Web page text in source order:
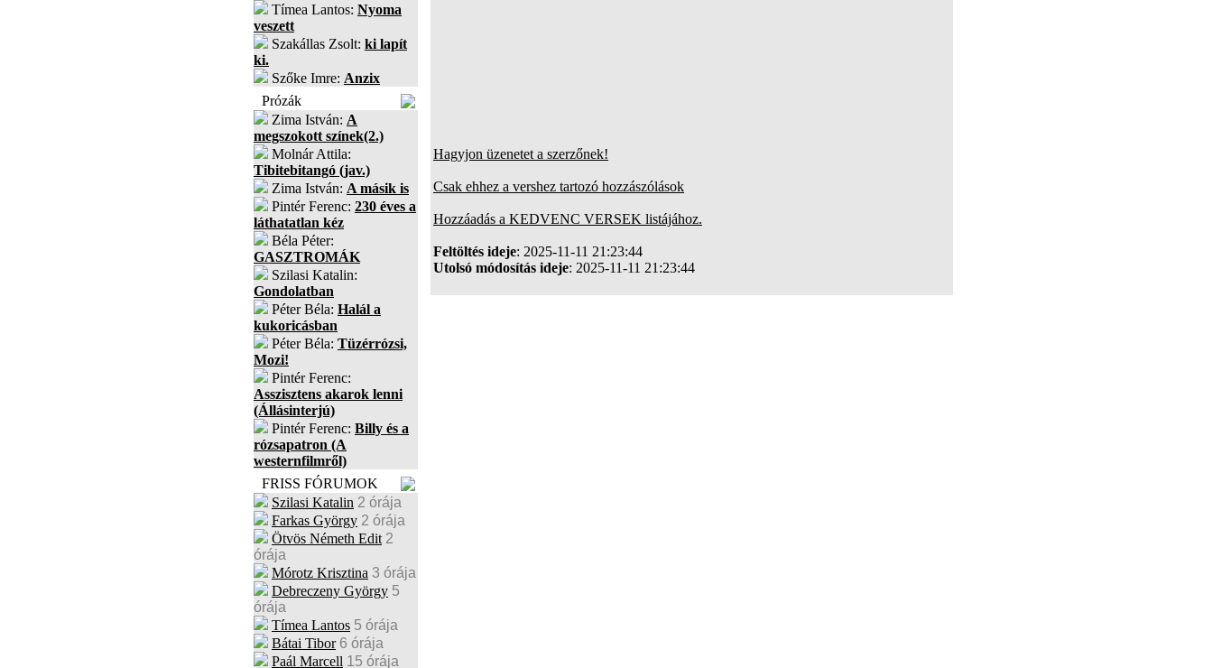
Tímea Lantos: Nyoma
veszett
Szakállas Zsolt: ki lapít
ki.
Szőke Imre: Anzix
Prózák
Zima István: A
megszokott színek(2.)
Molnár Attila:
Tibitebitangó (jav.)
Zima István: A másik is
Pintér Ferenc: 230 éves a
láthatatlan kéz
Béla Péter:
GASZTROMÁK
Szilasi Katalin:
Gondolatban
Péter Béla: Halál a
kukoricásban
Péter Béla: Tüzérrózsi,
Mozi!
Pintér Ferenc:
Asszisztens akarok lenni
(Állásinterjú)
Pintér Ferenc: Billy és a
rózsapatron (A
westernfilmről)
FRISS FÓRUMOK
Szilasi Katalin 2 órája
Farkas György 2 órája
Ötvös Németh Edit 2
órája
Mórotz Krisztina 3 órája
Debreczeny György 5
órája
Tímea Lantos 5 órája
Bátai Tibor 6 órája
Paál Marcell 15 órája
Hagyjon üzenetet a szerzőnek!
Csak ehhez a vershez tartozó hozzászólások
Hozzáadás a KEDVENC VERSEK listájához.
Feltöltés ideje: 2025-11-11 21:23:44
Utolsó módosítás ideje: 2025-11-11 21:23:44